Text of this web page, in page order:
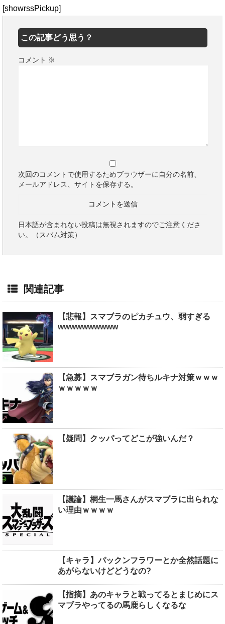
[showrssPickup]
この記事どう思う？
コメント ※
次回のコメントで使用するためブラウザーに自分の名前、
メールアドレス、サイトを保存する。
日本語が含まれない投稿は無視されますのでご注意くださ
い。（スパム対策）
関連記事
【悲報】スマブラのピカチュウ、弱すぎる
wwwwwwwwww
【急募】スマブラガン待ちルキナ対策ｗｗｗ
ｗｗｗｗｗ
【疑問】クッパってどこが強いんだ？
【議論】桐生一馬さんがスマブラに出られな
い理由ｗｗｗｗ
【キャラ】パックンフラワーとか全然話題に
あがらないけどどうなの?
【指摘】あのキャラと戦ってるとまじめにス
マブラやってるの馬鹿らしくなるな